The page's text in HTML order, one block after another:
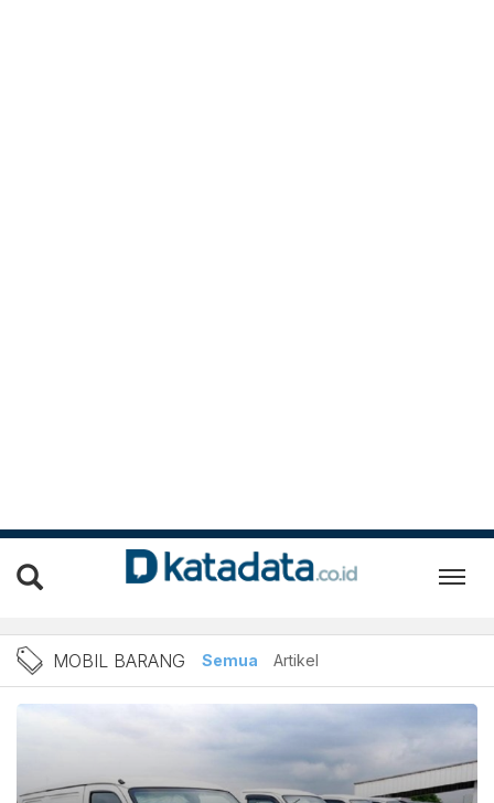
Berita mobil barang
MOBIL BARANG Semua Artikel